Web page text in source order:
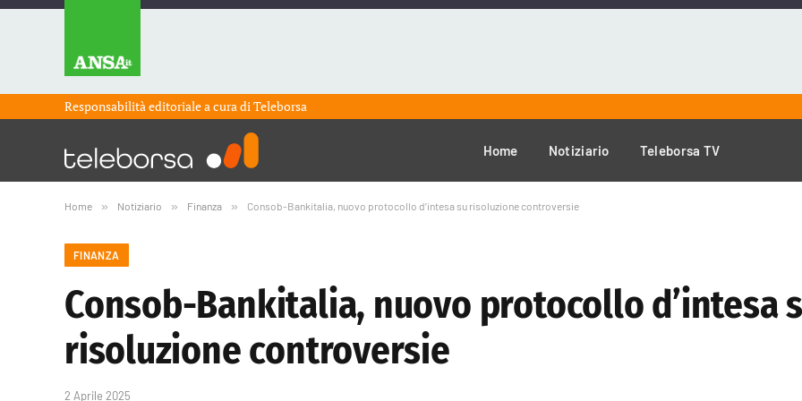
Responsabilità editoriale a cura diTeleborsa
Home Notiziario Teleborsa TV
Home » Notiziario » Finanza » Consob-Bankitalia, nuovo protocollo d’intesa su risoluzione controversie
FINANZA
Consob-Bankitalia, nuovo protocollo d’intesa
risoluzione controversie
2 Aprile 2025